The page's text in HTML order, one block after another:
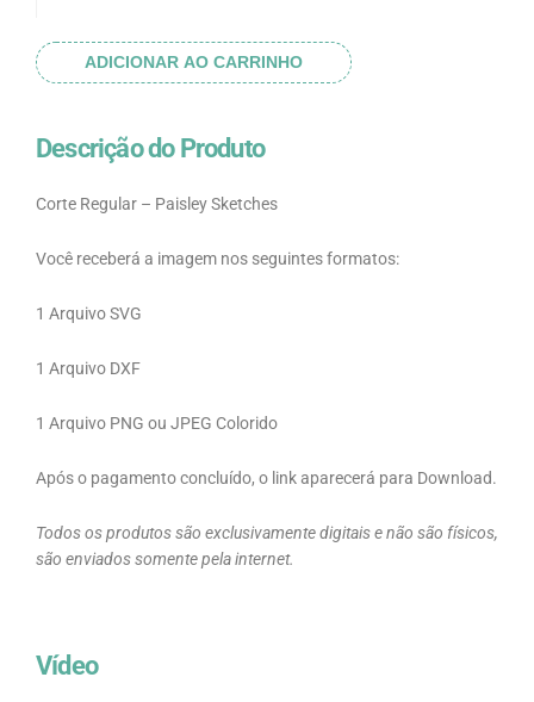
ADICIONAR AO CARRINHO
Descrição do Produto
Corte Regular – Paisley Sketches
Você receberá a imagem nos seguintes formatos:
1 Arquivo SVG
1 Arquivo DXF
1 Arquivo PNG ou JPEG Colorido
Após o pagamento concluído, o link aparecerá para Download.
Todos os produtos são exclusivamente digitais e não são físicos,
são enviados somente pela internet.
Vídeo